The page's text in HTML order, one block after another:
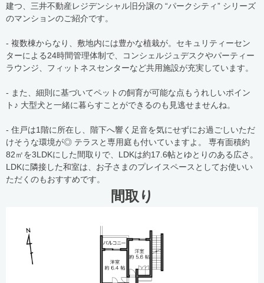
建つ、三井不動産レジデンシャル旧分譲の “パークシティ” シリーズ
のマンションのご紹介です。
- 複数棟からなり、敷地内には豊かな植栽が。セキュリティーセン
ターによる24時間管理体制で、コンシェルジュデスクやパーティー
ラウンジ、フィットネスセンターなど共用施設が充実しています。
- また、細則に基づいてペットの飼育が可能な点もうれしいポイン
ト♪ 大型犬と一緒に暮らすことができるのも見逃せませんね。
- 住戸は1階に所在し、階下へ響く足音を気にせずにお過ごしいただ
けそうな環境が◎ テラスと専用庭も付いていますよ。 専有面積約
82㎡を3LDKにした間取りで、LDKは約17.6帖とゆとりのある広さ。
LDKに隣接した和室は、お子さまのプレイスペースとしてお使いい
ただくのもおすすめです。
間取り